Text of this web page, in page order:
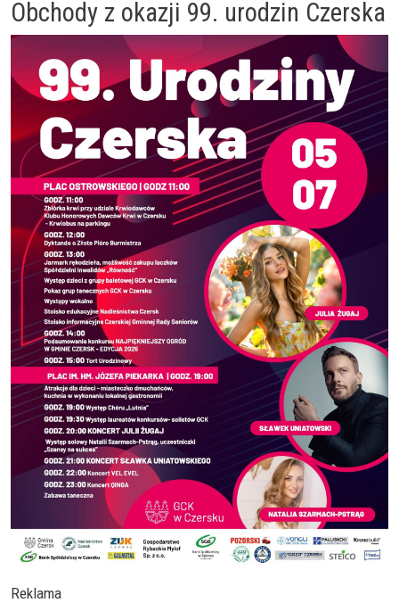
Obchody z okazji 99. urodzin Czerska
Reklama